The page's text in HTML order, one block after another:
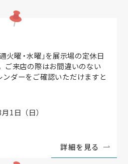
火曜・水曜 」を展示場の定休日
ご来店の際はお間違いのない
ダーをご確認いただけますと
1日（日）
詳細を見る